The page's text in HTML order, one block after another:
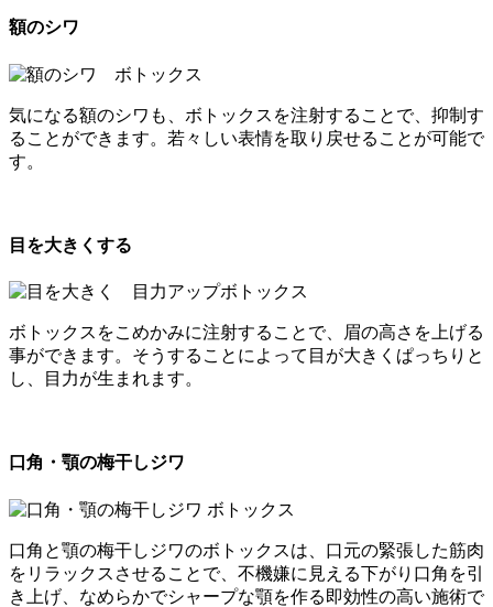
額のシワ
気になる額のシワも、ボトックスを注射することで、抑制す
ることができます。若々しい表情を取り戻せることが可能で
す。
目を大きくする
ボトックスをこめかみに注射することで、眉の高さを上げる
事ができます。そうすることによって目が大きくぱっちりと
し、目力が生まれます。
口角・顎の梅干しジワ
口角と顎の梅干しジワのボトックスは、口元の緊張した筋肉
をリラックスさせることで、不機嫌に見える下がり口角を引
き上げ、なめらかでシャープな顎を作る即効性の高い施術で